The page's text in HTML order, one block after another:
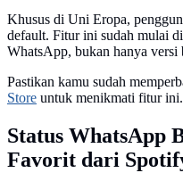
Khusus di Uni Eropa,
default. Fitur ini sudah mulai
WhatsApp, bukan hanya versi
Pastikan kamu sudah
Store untuk menikmati fitur ini.
Status WhatsApp
Favorit dari